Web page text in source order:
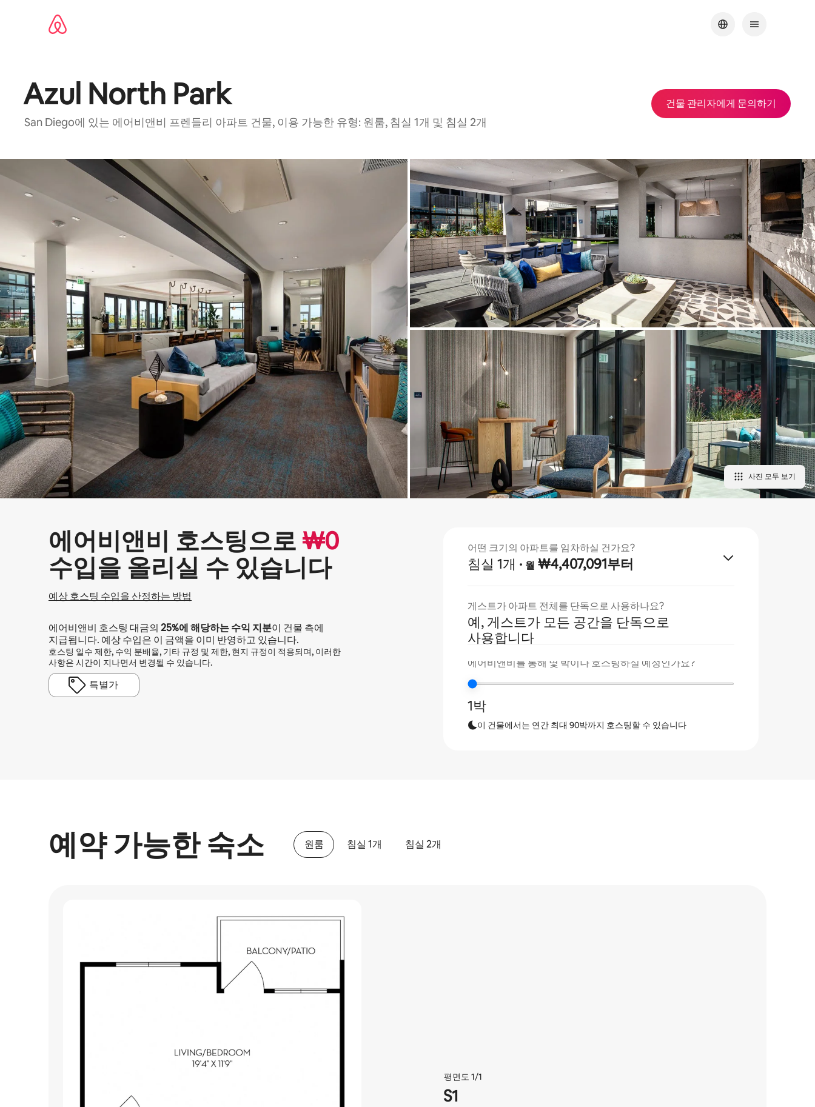
Azul North Park
San Diego에 있는 에어비앤비 프렌들리 아파트 건물, 이용 가능한 유형: 원룸, 침실 1개 및 침실 2개
건물 관리자에게 문의하기
사진 모두 보기
에어비앤비 호스팅으로 ₩0
수입을 올리실 수 있습니다
예상 호스팅 수입을 산정하는 방법
에어비앤비 호스팅 대금의 25%에 해당하는 수익 지분이 건물 측에
지급됩니다. 예상 수입은 이 금액을 이미 반영하고 있습니다.
호스팅 일수 제한, 수익 분배율, 기타 규정 및 제한, 현지 규정이 적용되며, 이러한
사항은 시간이 지나면서 변경될 수 있습니다.
특별가
어떤 크기의 아파트를 임차하실 건가요?
침실 1개 · 월 ₩4,407,091부터
게스트가 아파트 전체를 단독으로 사용하나요?
예, 게스트가 모든 공간을 단독으로
사용합니다
에어비앤비를 통해 몇 박이나 호스팅하실 예정인가요?
1박
이 건물에서는 연간 최대 90박까지 호스팅할 수 있습니다
예약 가능한 숙소 원룸 침실 1개 침실 2개
평면도 1/1
S1